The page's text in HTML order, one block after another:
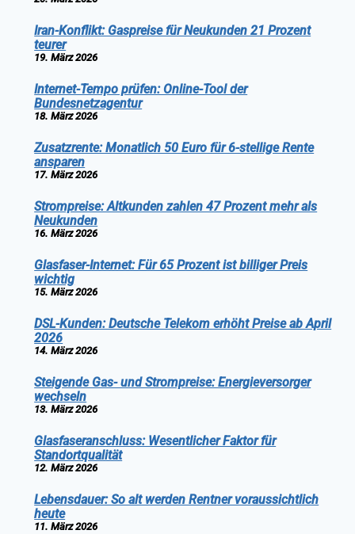
Iran-Konflikt: Gaspreise für Neukunden 21 Prozent
teurer
19. März 2026
Internet-Tempo prüfen: Online-Tool der
Bundesnetzagentur
18. März 2026
Zusatzrente: Monatlich 50 Euro für 6-stellige Rente
ansparen
17. März 2026
Strompreise: Altkunden zahlen 47 Prozent mehr als
Neukunden
16. März 2026
Glasfaser-Internet: Für 65 Prozent ist billiger Preis
wichtig
15. März 2026
DSL-Kunden: Deutsche Telekom erhöht Preise ab April
2026
14. März 2026
Steigende Gas- und Strompreise: Energieversorger
wechseln
13. März 2026
Glasfaseranschluss: Wesentlicher Faktor für
Standortqualität
12. März 2026
Lebensdauer: So alt werden Rentner voraussichtlich
heute
11. März 2026